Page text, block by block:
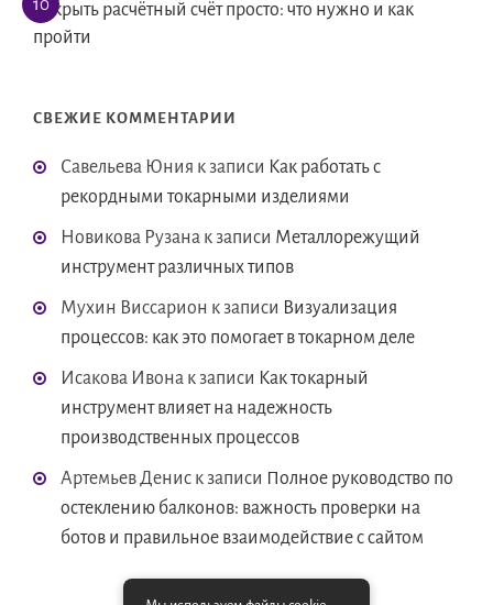
Открыть расчётный счёт просто: что нужно и как
пройти
СВЕЖИЕ КОММЕНТАРИИ
Савельева Юния к записи Как работать с
рекордными токарными изделиями
Новикова Рузана к записи Металлорежущий
инструмент различных типов
Мухин Виссарион к записи Визуализация
процессов: как это помогает в токарном деле
Исакова Ивона к записи Как токарный
инструмент влияет на надежность
производственных процессов
Артемьев Денис к записи Полное руководство по
остеклению балконов: важность проверки на
ботов и правильное взаимодействие с сайтом